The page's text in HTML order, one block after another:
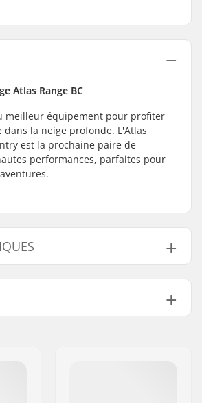
Atlas Range BC
meilleur équipement pour profiter
la neige profonde. L'Atlas
est la prochaine paire de
performances, parfaites pour
Backcountry
:
PackFlat